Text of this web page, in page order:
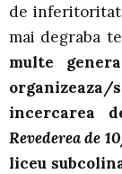
de
mai degraba
multe
incercarea
Revederea de
liceu